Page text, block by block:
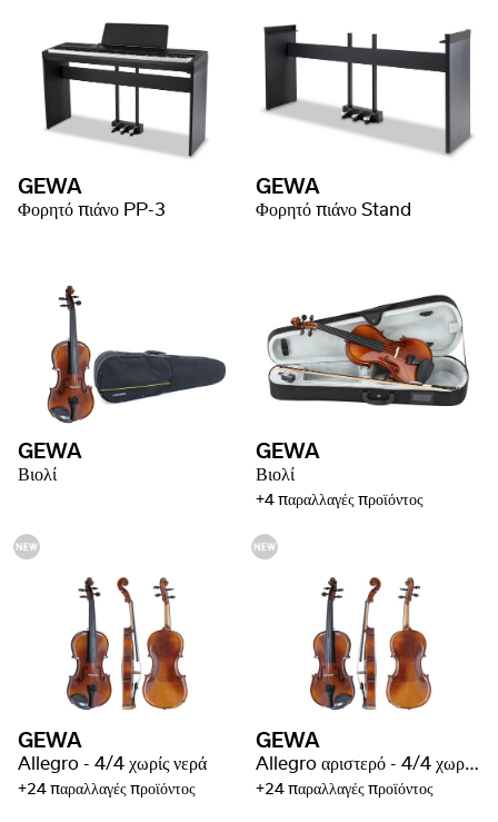
GEWA
Φορητό πιάνο PP-3
GEWA
Φορητό πιάνο Stand
GEWA
Βιολί
GEWA
Βιολί
+4 παραλλαγές προϊόντος
GEWA
Allegro - 4/4 χωρίς νερά
+24 παραλλαγές προϊόντος
GEWA
Allegro αριστερό - 4/4 χωρίς νερά
+24 παραλλαγές προϊόντος